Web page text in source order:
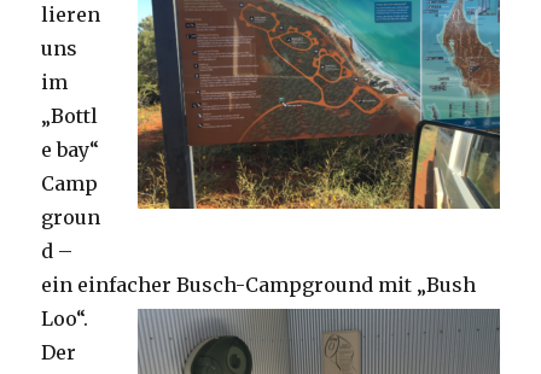
lieren
uns
im
„Bottl
e bay“
Camp
groun
d –
ein einfacher Busch-Campground mit „Bush
Loo“.
Der